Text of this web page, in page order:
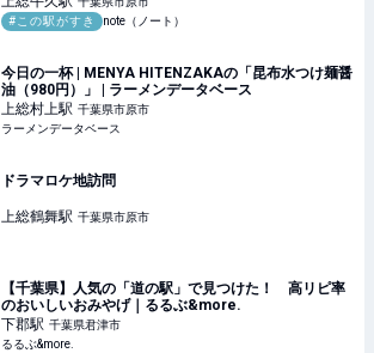
#この駅がすき
note（ノート）
今日の一杯 | MENYA HITENZAKAの「昆布水つけ麺醤
油（980円）」 | ラーメンデータベース
上総村上駅 千葉県市原市
ラーメンデータベース
ドラマロケ地訪問
上総鶴舞駅 千葉県市原市
【千葉県】人気の「道の駅」で見つけた！ 高リピ率
のおいしいおみやげ｜るるぶ&more.
下郡駅 千葉県君津市
るるぶ&more.